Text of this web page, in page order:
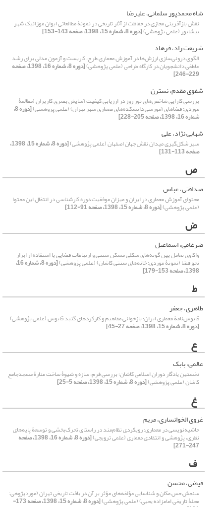
شاه محمدپور سلمانی، علیرضا
نقش بازآفرینی مجازی در حفاظت از آثار تاریخی در نمونۀ مطالعاتی ایوان ‌موزائیک شهر
بیشاپور (علمی پژوهشی)[دوره 8، شماره 15، 1398، صفحه 143-153]
شریعت راد، فرهاد
الگوی درونی‌سازی ارزش‌ها در آموزش معماری طرح، کاربست و آزمون مدلی برای رشد
عاطفی دانشجویان در کارگاه طراحی (علمی پژوهشی) [دوره 8، شماره 16، 1398، صفحه
229-246]
شفوی مقدم، نسترن
بررسی کارایی شاخص‌های نور روز در ارزیابی کیفیت آسایش بصری کاربران (مطالعۀ
موردی: فضاهای آموزشی دانشکده‌های معماری شهر تهران) (علمی پژوهشی) [دوره 8،
شماره 16، 1398، صفحه 205-228]
شهابی نژاد، علی
سیر شکل‌گیری میدان نقش ‌جهان اصفهان (علمی پژوهشی) [دوره 8، شماره 15، 1398،
صفحه 113-131]
ص
صداقتی، عباس
محتوای آموزش معماری در ایران و میزان موفقیت دوره کارشناسی در انتقال این محتوا
(علمی پژوهشی)[دوره 8، شماره 15، 1398، صفحه 91-112]
ض
ضرغامی، اسماعیل
واکاوی تعامل بین گونه‌های شکلی مسکن سنتی و ارتباطات فضایی با استفاده از ابزار
نحو فضا (نمونۀ موردی: خانه‌های سنتی کاشان) (علمی پژوهشی) [دوره 8، شماره 16،
1398، صفحه 153-179]
ط
طاهری، جعفر
قابوس‌نامۀ معماری ایران؛ بازخوانی مفاهیم و کارکردهای گنبد قابوس (علمی پژوهشی)
[دوره 8، شماره 15، 1398، صفحه 27-45]
ع
عالمی، بابک
نخستین یادگار دوران اسلامی کاشان؛ بررسی فرم، سازه و شیوۀ ساخت منارۀ مسجدجامع
کاشان (علمی پژوهشی)[دوره 8، شماره 15، 1398، صفحه 5-25]
غ
غروی الخوانساری، مریم
حاشیه‌نویسی در معماری: رویکردی نظام‌مند در راستای تحرک‌بخشی و توسعۀ پایه‌های
نظری، پژوهشی و انتقادی معماری (علمی ترویجی) [دوره 8، شماره 16، 1398، صفحه
247-271]
ف
فیضی، محسن
سنجش حس مکان و شناسایی مؤلفه‌های مؤثر بر آن در بافت تاریخی تهران (موردپژوهی:
محلۀ تاریخی امامزاده یحیی) (علمی پژوهشی) [دوره 8، شماره 15، 1398، صفحه 173-